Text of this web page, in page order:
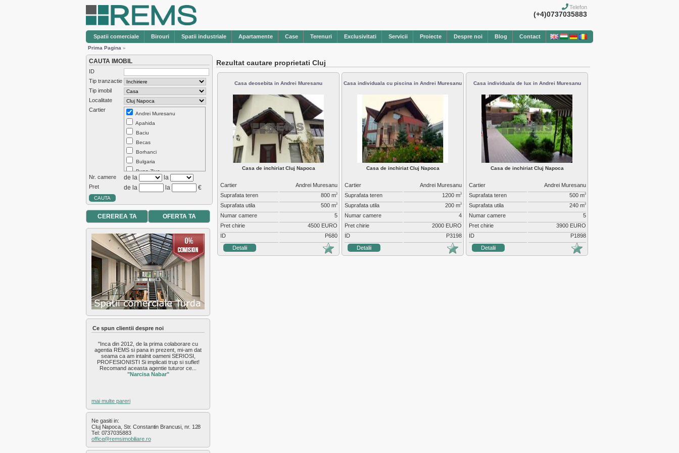
Telefon
(+4)0737035883
Spatii comerciale Birouri Spatii industriale Apartamente Case Terenuri Exclusivitati Servicii Proiecte Despre noi Blog Contact
Prima Pagina »
CAUTA IMOBIL
ID
Tip tranzactie
Tip imobil
Localitate
Cartier
Andrei Muresanu
Apahida
Baciu
Becas
Borhanci
Bulgaria
Buna Ziua
Centru
Chinteni
Europa
Exterior Est
Exterior Nord
Exterior Sud
Exterior Vest
Faget
Feleac
Floresti
Gara
Gheorgheni
Gilau
Grigorescu
Hasdeu
Intre Lacuri
Iris
Manastur
Marasti
Semicentral
Sopor
Zorilor
Nr. camere de la la
Pret de la la €
CEREREA TA OFERTA TA
Ce spun clientii despre noi
"Inca din 2012, de la prima colaborare cu
agentia REMS si pana in prezent, mi-am dat
seama ca am intalnit oameni SERIOSI,
PROFESIONISTI Si implicati trup si suflet!
Recomand aceasta agentie tuturor ce...
"Narcisa Nabar"
mai multe pareri
Ne gasiti in:
Cluj Napoca, Str. Constantin Brancusi, nr. 128
Tel: 0737035883
office@remsimobiliare.ro
Rezultat cautare proprietati Cluj
Casa deosebita in Andrei Muresanu
Casa de inchiriat Cluj Napoca
Cartier
Andrei Muresanu
Suprafata teren
800 m2
Suprafata utila 500 m2
Numar camere
5
Pret chirie
4500 EURO
ID
P680
Detalii
Casa individuala cu piscina in Andrei Muresanu
Casa de inchiriat Cluj Napoca
Cartier
Andrei Muresanu
Suprafata teren
1200 m2
Suprafata utila 200 m2
Numar camere
4
Pret chirie
2000 EURO
ID
P3198
Detalii
Casa individuala de lux in Andrei Muresanu
Casa de inchiriat Cluj Napoca
Cartier
Andrei Muresanu
Suprafata teren
500 m2
Suprafata utila 240 m2
Numar camere
5
Pret chirie
3900 EURO
ID
P1898
Detalii